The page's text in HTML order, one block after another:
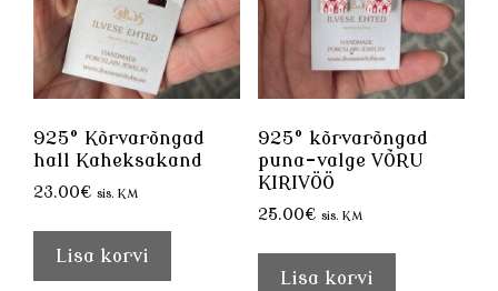
925° Kõrvarõngad
hall Kaheksakand
23.00€ sis. KM
Lisa korvi
925° kõrvarõngad
puna-valge VÕRU
KIRIVÖÖ
25.00€ sis. KM
Lisa korvi